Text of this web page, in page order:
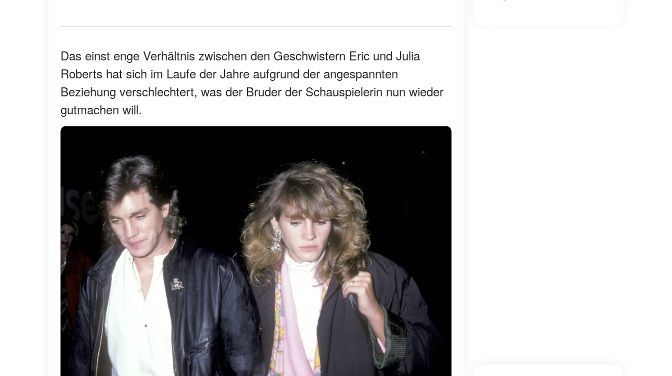
Das einst enge Verhältnis zwischen den Geschwistern Eric und Julia
Roberts hat sich im Laufe der Jahre aufgrund der angespannten
Beziehung verschlechtert, was der Bruder der Schauspielerin nun wieder
gutmachen will.